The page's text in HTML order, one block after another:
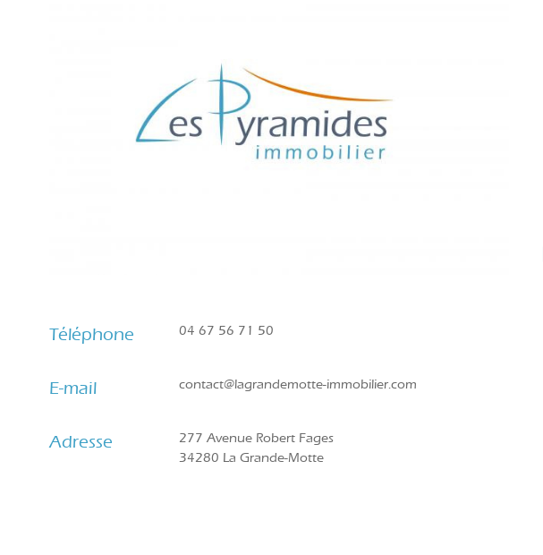
Téléphone 04 67 56 71 50
E-mail contact@lagrandemotte-immobilier.com
Adresse
277 Avenue Robert Fages
34280 La Grande-Motte